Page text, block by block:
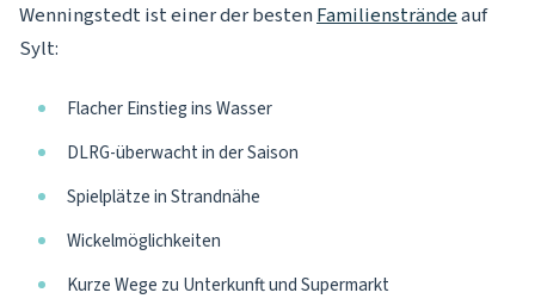
Wenningstedt ist einer der bestenFamiliensträndeauf
Sylt:
Flacher Einstieg ins Wasser
DLRG-überwacht in der Saison
Spielplätze in Strandnähe
Wickelmöglichkeiten
Kurze Wege zu Unterkunft und Supermarkt